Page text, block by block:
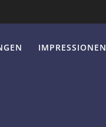
IMPRESSIONEN